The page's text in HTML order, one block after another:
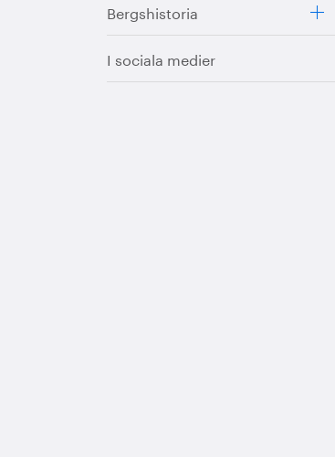
Bergshistoria
I sociala medier